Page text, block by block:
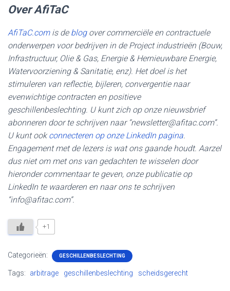
Over AfiTaC
AfiTaC.comis de blog over commerciële en contractuele
onderwerpen voor bedrijven in de Project industrieën (Bouw,
Infrastructuur, Olie & Gas, Energie & Hernieuwbare Energie,
Watervoorziening & Sanitatie, enz). Het doel is het
stimuleren van reflectie, bijleren, convergentie naar
evenwichtige contracten en positieve
geschillenbeslechting. U kunt zich op onze nieuwsbrief
abonneren door te schrijven naar “newsletter@afitac.com”.
U kunt ookconnecteren op onze LinkedIn pagina.
Engagement met de lezers is wat ons gaande houdt. Aarzel
dus niet om met ons van gedachten te wisselen door
hieronder commentaar te geven, onze publicatie op
LinkedIn te waarderen en naar ons te schrijven
“info@afitac.com”.
+1
Categorieën: GESCHILLENBESLECHTING
Tags: arbitrage geschillenbeslechting scheidsgerecht